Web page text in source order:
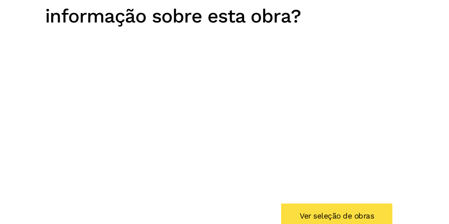
informação sobre esta obra?
Ver seleção de obras